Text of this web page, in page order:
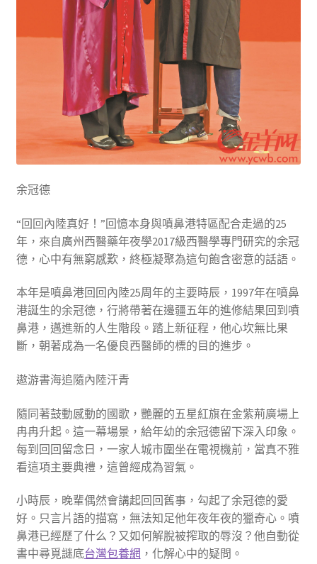
余冠德
“回回內陸真好！”回憶本身與噴鼻港特區配合走過的25
年，來自廣州西醫藥年夜學2017級西醫學專門研究的余冠
德，心中有無窮感歎，終極凝聚為這句飽含密意的話語。
本年是噴鼻港回回內陸25周年的主要時辰，1997年在噴鼻
港誕生的余冠德，行將帶著在邊疆五年的進修結果回到噴
鼻港，邁進新的人生階段。踏上新征程，他心坎無比果
斷，朝著成為一名優良西醫師的標的目的進步。
遨游書海追隨內陸汗青
隨同著鼓動感動的國歌，艷麗的五星紅旗在金紫荊廣場上
冉冉升起。這一幕場景，給年幼的余冠德留下深入印象。
每到回回留念日，一家人城市圍坐在電視機前，當真不雅
看這項主要典禮，這曾經成為習氣。
小時辰，晚輩偶然會講起回回舊事，勾起了余冠德的愛
好。只言片語的描寫，無法知足他年夜年夜的獵奇心。噴
鼻港已經歷了什么？又如何解脫被搾取的辱沒？他自動從
書中尋覓謎底台灣包養網 ，化解心中的疑問。